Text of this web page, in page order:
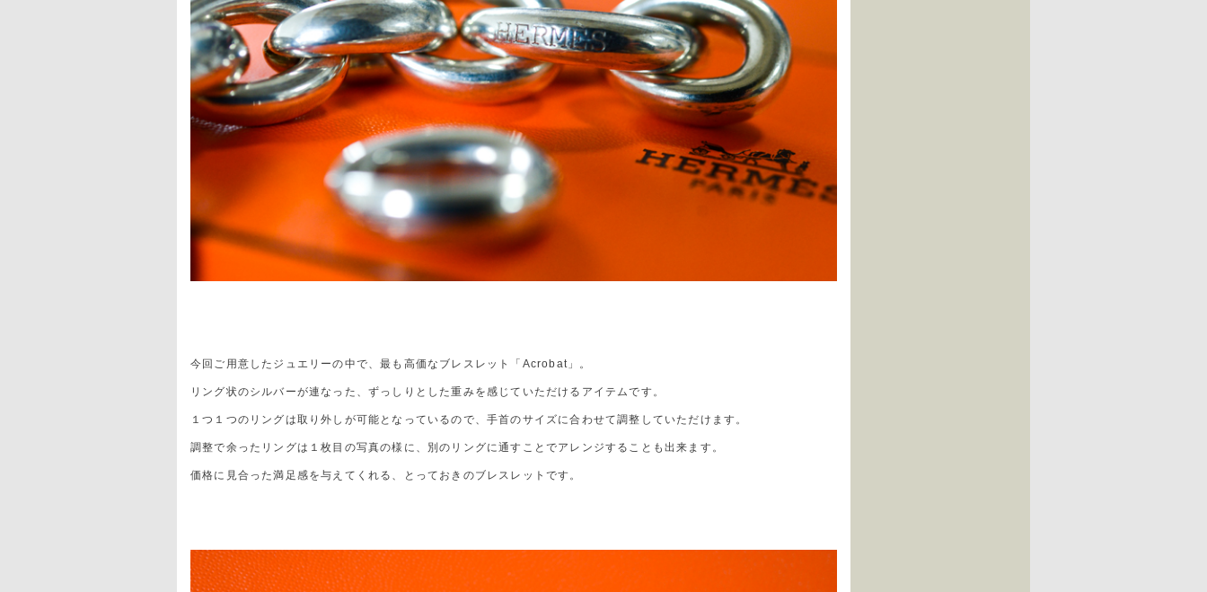
今回ご用意したジュエリーの中で、最も高価なブレスレット「Acrobat」。
リング状のシルバーが連なった、ずっしりとした重みを感じていただけるアイテムです。
１つ１つのリングは取り外しが可能となっているので、手首のサイズに合わせて調整していただけます。
調整で余ったリングは１枚目の写真の様に、別のリングに通すことでアレンジすることも出来ます。
価格に見合った満足感を与えてくれる、とっておきのブレスレットです。